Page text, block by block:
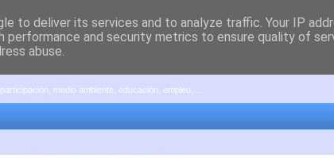
medio ambiente, educación, empleo, ...
to deliver its services and to analyze traffic. Your IP
performance and security metrics to ensure quality of
abuse.